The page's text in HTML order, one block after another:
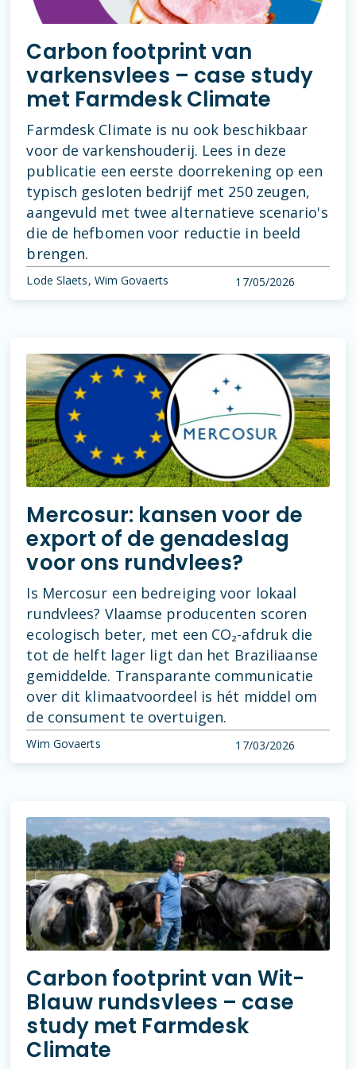
Carbon footprint van
varkensvlees – case study
met Farmdesk Climate
Farmdesk Climate is nu ook beschikbaar
voor de varkenshouderij. Lees in deze
publicatie een eerste doorrekening op een
typisch gesloten bedrijf met 250 zeugen,
aangevuld met twee alternatieve scenario's
die de hefbomen voor reductie in beeld
brengen.
Lode Slaets, Wim Govaerts 17/05/2026
Mercosur: kansen voor de
export of de genadeslag
voor ons rundvlees?
Is Mercosur een bedreiging voor lokaal
rundvlees? Vlaamse producenten scoren
ecologisch beter, met een CO₂-afdruk die
tot de helft lager ligt dan het Braziliaanse
gemiddelde. Transparante communicatie
over dit klimaatvoordeel is hét middel om
de consument te overtuigen.
Wim Govaerts 17/03/2026
Carbon footprint van Wit-
Blauw rundsvlees – case
study met Farmdesk
Climate